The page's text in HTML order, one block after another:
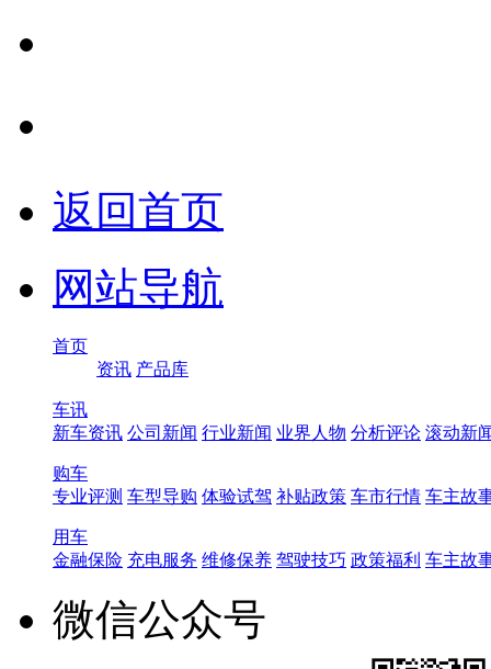
返回首页
网站导航
首页
资讯 产品库
车讯
新车资讯 公司新闻 行业新闻 业界人物 分析评论 滚动新
购车
专业评测 车型导购 体验试驾 补贴政策 车市行情 车主故
用车
金融保险 充电服务 维修保养 驾驶技巧 政策福利 车主故
微信公众号